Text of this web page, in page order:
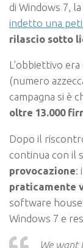
di Windows 7,
indetto una
rilascio sotto
L’obbiettivo
(numero
campagna si è
oltre 13.000
Dopo il
continua con il
provocazione:
praticamente
software house
Windows 7 e
We want